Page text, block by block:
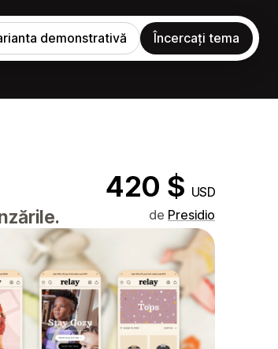
demonstrativă Încercați tema
420 $ USD
de Presidio